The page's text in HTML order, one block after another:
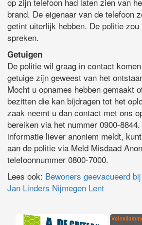
brand. De eigenaar van de telefoon
getint uiterlijk hebben. De politie
spreken.
Getuigen
De politie wil graag in contact
getuige zijn geweest van het
Mocht u opnames hebben gemaakt
bezitten die kan bijdragen tot het
zaak neemt u dan contact met ons
bereiken via het nummer 0900-
informatie liever anoniem meldt,
aan de politie via Meld Misdaad
telefoonnummer 0800-7000.
Lees ook: Bewoners geevacueerd
Jan Linders Nijmegen Lent